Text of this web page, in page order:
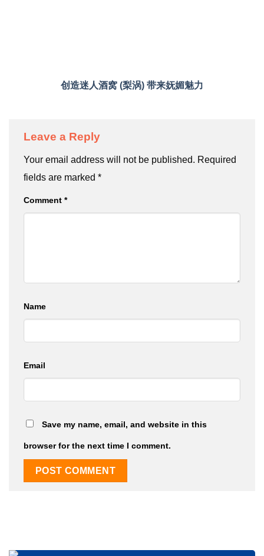
创造迷人酒窝 (梨涡) 带来妩媚魅力
Leave a Reply
Your email address will not be published. Required
fields are marked *
Comment *
Name
Email
Save my name, email, and website in this
browser for the next time I comment.